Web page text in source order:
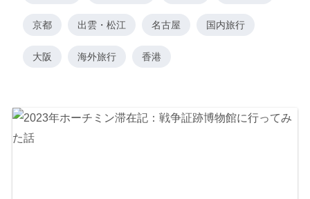
京都 出雲・松江 名古屋 国内旅行
大阪 海外旅行 香港